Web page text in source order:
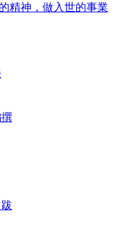
精神，做入世的事業